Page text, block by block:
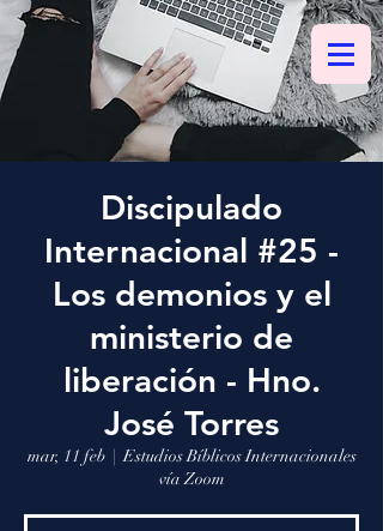
Discipulado
Internacional #25 -
Los demonios y el
ministerio de
liberación - Hno.
José Torres
mar, 11 feb
  |
Estudios Bíblicos Internacionales
vía Zoom